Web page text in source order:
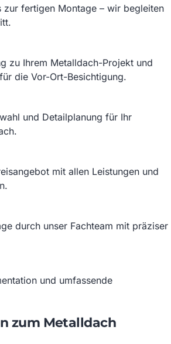
zur fertigen Montage – wir begleiten
zu Ihrem Metalldach-Projekt und
die Vor-Ort-Besichtigung.
und Detailplanung für Ihr
mit allen Leistungen und
durch unser Fachteam mit präziser
und umfassende
zum Metalldach